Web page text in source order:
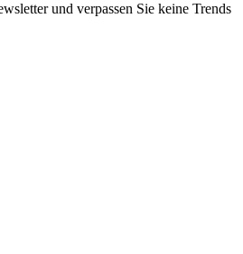
und verpassen Sie keine Trends